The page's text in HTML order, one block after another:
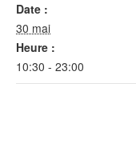
Date :
30 mai
Heure :
10:30 - 23:00